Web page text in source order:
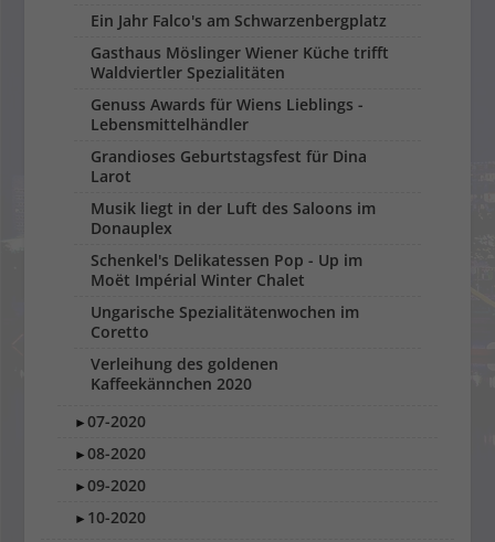
Ein Jahr Falco's am Schwarzenbergplatz
Gasthaus Möslinger Wiener Küche trifft
Waldviertler Spezialitäten
Genuss Awards für Wiens Lieblings -
Lebensmittelhändler
Grandioses Geburtstagsfest für Dina
Larot
Musik liegt in der Luft des Saloons im
Donauplex
Schenkel's Delikatessen Pop - Up im
Moët Impérial Winter Chalet
Ungarische Spezialitätenwochen im
Coretto
Verleihung des goldenen
Kaffeekännchen 2020
►07-2020
►08-2020
►09-2020
► 10-2020